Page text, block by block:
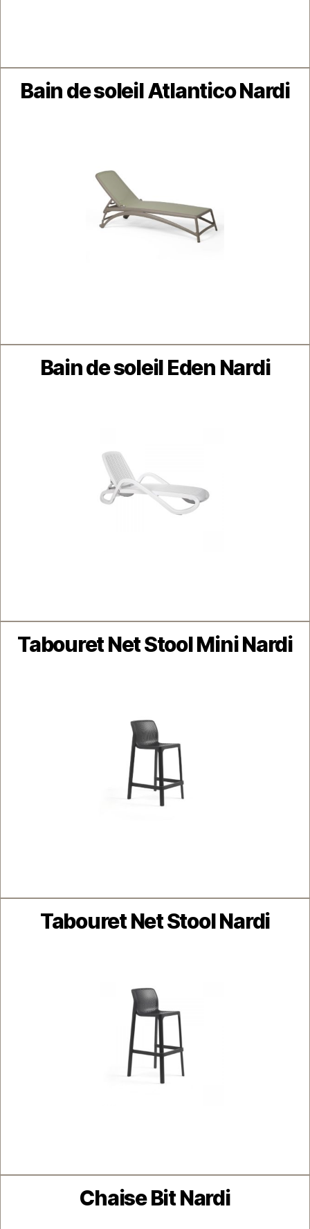
Catégories
Bain de soleil Atlantico Nardi
Catégories
Bain de soleil Eden Nardi
Catégories
Tabouret Net Stool Mini Nardi
Catégories
Tabouret Net Stool Nardi
Catégories
Chaise Bit Nardi